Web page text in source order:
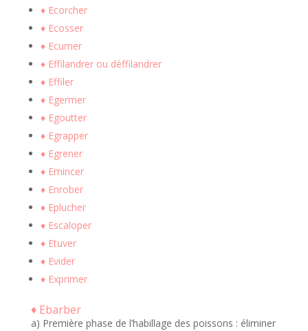
♦ Ecorcher
♦ Ecosser
♦ Ecumer
♦ Effilandrer ou déffilandrer
♦ Effiler
♦ Egermer
♦ Egoutter
♦ Egrapper
♦ Egrener
♦ Emincer
♦ Enrober
♦ Eplucher
♦ Escaloper
♦ Etuver
♦ Evider
♦ Exprimer
♦ Ebarber
a) Première phase de l’habillage des poissons : éliminer